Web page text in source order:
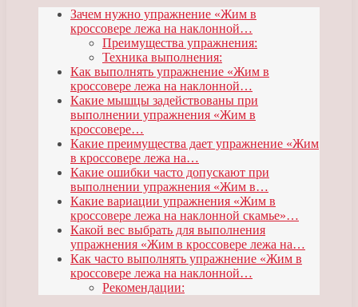
Зачем нужно упражнение «Жим в
кроссовере лежа на наклонной…
Преимущества упражнения:
Техника выполнения:
Как выполнять упражнение «Жим в
кроссовере лежа на наклонной…
Какие мышцы задействованы при
выполнении упражнения «Жим в
кроссовере…
Какие преимущества дает упражнение «Жим
в кроссовере лежа на…
Какие ошибки часто допускают при
выполнении упражнения «Жим в…
Какие вариации упражнения «Жим в
кроссовере лежа на наклонной скамье»…
Какой вес выбрать для выполнения
упражнения «Жим в кроссовере лежа на…
Как часто выполнять упражнение «Жим в
кроссовере лежа на наклонной…
Рекомендации: